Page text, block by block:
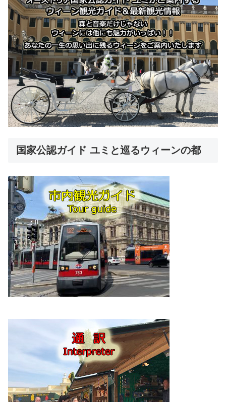
国家公認ガイド ユミと巡るウィーンの都